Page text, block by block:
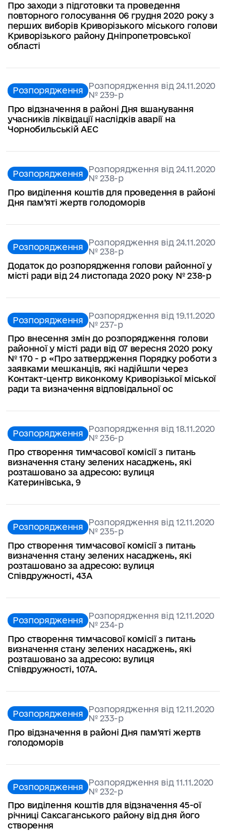
Про заходи з підготовки та проведення
повторного голосування 06 грудня 2020 року з
перших виборів Криворізького міського голови
Криворізького району Дніпропетровської
області
Розпорядження Розпорядження від 24.11.2020
№ 239-р
Про відзначення в районі Дня вшанування
учасників ліквідації наслідків аварії на
Чорнобильській АЕС
Розпорядження Розпорядження від 24.11.2020
№ 238-р
Про виділення коштів для проведення в районі
Дня пам’яті жертв голодоморів
Розпорядження Розпорядження від 24.11.2020
№ 238-р
Додаток до розпорядження голови районної у
місті ради від 24 листопада 2020 року № 238-р
Розпорядження Розпорядження від 19.11.2020
№ 237-р
Про внесення змін до розпорядження голови
районної у місті ради від 07 вересня 2020 року
№ 170 - р «Про затвердження Порядку роботи з
заявками мешканців, які надійшли через
Контакт-центр виконкому Криворізької міської
ради та визначення відповідальної ос
Розпорядження Розпорядження від 18.11.2020
№ 236-р
Про створення тимчасової комісії з питань
визначення стану зелених насаджень, які
розташовано за адресою: вулиця
Катеринівська, 9
Розпорядження Розпорядження від 12.11.2020
№ 235-р
Про створення тимчасової комісії з питань
визначення стану зелених насаджень, які
розташовано за адресою: вулиця
Співдружності, 43А
Розпорядження Розпорядження від 12.11.2020
№ 234-р
Про створення тимчасової комісії з питань
визначення стану зелених насаджень, які
розташовано за адресою: вулиця
Співдружності, 107А.
Розпорядження Розпорядження від 12.11.2020
№ 233-р
Про відзначення в районі Дня пам’яті жертв
голодоморів
Розпорядження Розпорядження від 11.11.2020
№ 232-р
Про виділення коштів для відзначення 45-ої
річниці Саксаганського району від дня його
створення